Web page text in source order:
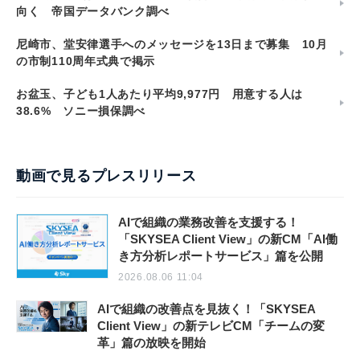
向く 帝国データバンク調べ
尼崎市、堂安律選手へのメッセージを13日まで募集 10月
の市制110周年式典で掲示
お盆玉、子ども1人あたり平均9,977円 用意する人は
38.6% ソニー損保調べ
動画で見るプレスリリース
AIで組織の業務改善を支援する！
「SKYSEA Client View」の新CM「AI働
き方分析レポートサービス」篇を公開
2026.08.06 11:04
AIで組織の改善点を見抜く！「SKYSEA
Client View」の新テレビCM「チームの変
革」篇の放映を開始